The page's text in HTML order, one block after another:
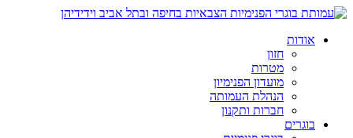
אודות
חזון
מטרות
מועדון הפנימיון
הנהלת העמותה
חברות ותקנון
בוגרים